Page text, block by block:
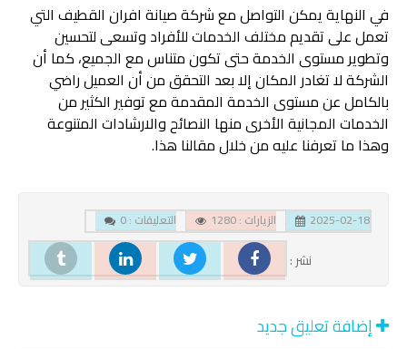
في النهاية يمكن التواصل مع شركة صيانة افران القطيف التي
تعمل على تقديم مختلف الخدمات للأفراد وتسعى لتحسين
وتطوير مستوى الخدمة حتى تكون متناس مع الجميع، كما أن
الشركة لا تغادر المكان إلا بعد التحقق من أن العميل راضي
بالكامل عن مستوى الخدمة المقدمة مع توفير الكثير من
الخدمات المجانية الأخرى منها النصائح والارشادات المتنوعة
وهذا ما تعرفنا عليه من خلال مقالنا هذا.
2025-02-18 الزيارات : 1280 التعليقات : 0
نشر :
إضافة تعليق جديد